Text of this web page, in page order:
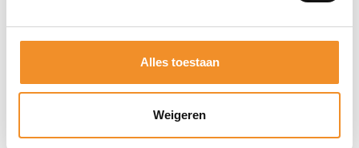
Alles toestaan
Weigeren
Xiaomi Redmi A1+-32gb+64GB – Groen | Tweedehands
Xiaomi